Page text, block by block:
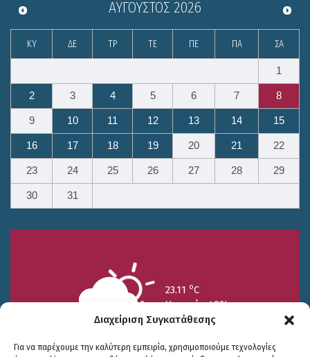
Διαχείριση Συγκατάθεσης
Για να παρέχουμε την καλύτερη εμπειρία, χρησιμοποιούμε τεχνολογίες
ΑΎΓΟΥΣΤΟΣ 2026
ΚΥ ΔΕ ΤΡ ΤΕ ΠΕ ΠΑ ΣΑ
1
2 3 4 5 6 7 8
9 10 11 12 13 14 15
16 17 18 19 20 21 22
23 24 25 26 27 28 29
30 31
23.11 oC
Υγρασία 49%